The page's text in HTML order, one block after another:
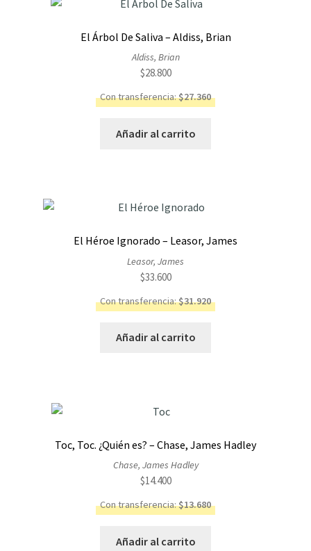
El Árbol De Saliva – Aldiss, Brian
Aldiss, Brian
$28.800
Con transferencia:$27.360
Añadir al carrito
El Héroe Ignorado – Leasor, James
Leasor, James
$33.600
Con transferencia:$31.920
Añadir al carrito
Toc, Toc. ¿Quién es? – Chase, James Hadley
Chase, James Hadley
$14.400
Con transferencia:$13.680
Añadir al carrito